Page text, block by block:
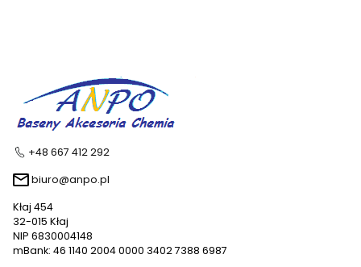
+48 667 412 292
biuro@anpo.pl
Kłaj 454
32-015 Kłaj
NIP 6830004148
mBank: 46 1140 2004 0000 3402 7388 6987